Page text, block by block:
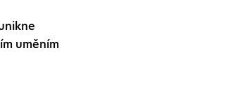
uměním